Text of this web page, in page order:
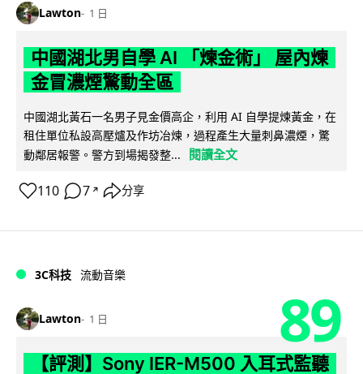
Lawton 1 日
中國湖北男自學 AI 「煉金術」 屋內煉
金冒濃煙驚動全區
中國湖北黃石一名男子見金價高企，利用 AI 自學提煉黃金，在
租住單位私設高壓爐及作坊冶煉，過程產生大量刺鼻濃煙，驚
動鄰居報警。警方到場揭發整...
閱讀全文
110 7 ↗ 分享
3C科技 流動音樂
Lawton 1 日 89
【評測】Sony IER-M500 入耳式監聽